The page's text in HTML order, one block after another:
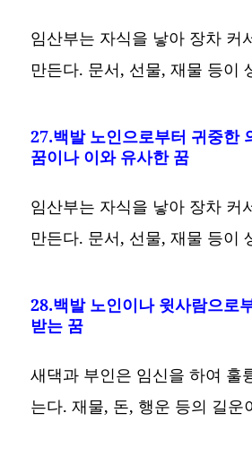
임산부는 자식을 낳아 장차 커
만든다. 문서, 선물, 재물 등이
27.백발 노인으로부터 귀중한
꿈이나 이와 유사한 꿈
임산부는 자식을 낳아 장차 커
만든다. 문서, 선물, 재물 등이
28.백발 노인이나 윗사람으로
받는 꿈
새댁과 부인은 임신을 하여 훌
는다. 재물, 돈, 행운 등의 길운